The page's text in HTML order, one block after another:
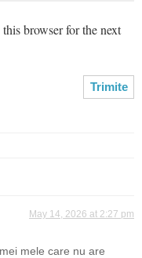
browser for the next
May 14, 2026 at 2:27 pm
mele care nu are